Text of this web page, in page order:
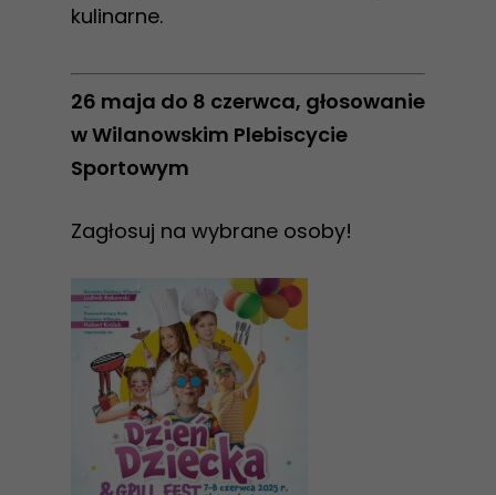
kulinarne.
26 maja do 8 czerwca, głosowanie
w Wilanowskim Plebiscycie
Sportowym
Zagłosuj na wybrane osoby!